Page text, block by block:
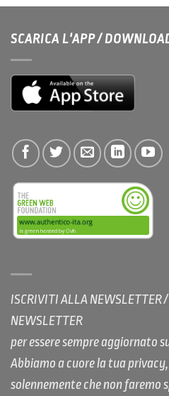
SCARICA L'APP /
ISCRIVITI ALLA NEWSLETTER
NEWSLETTER
per essere sempre aggiornato
Abbiamo a cuore la tua
solennemente che non faremo